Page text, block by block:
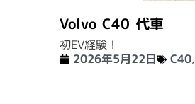
Volvo C40 代車
初EV経験！
2026年5月22日
C40,